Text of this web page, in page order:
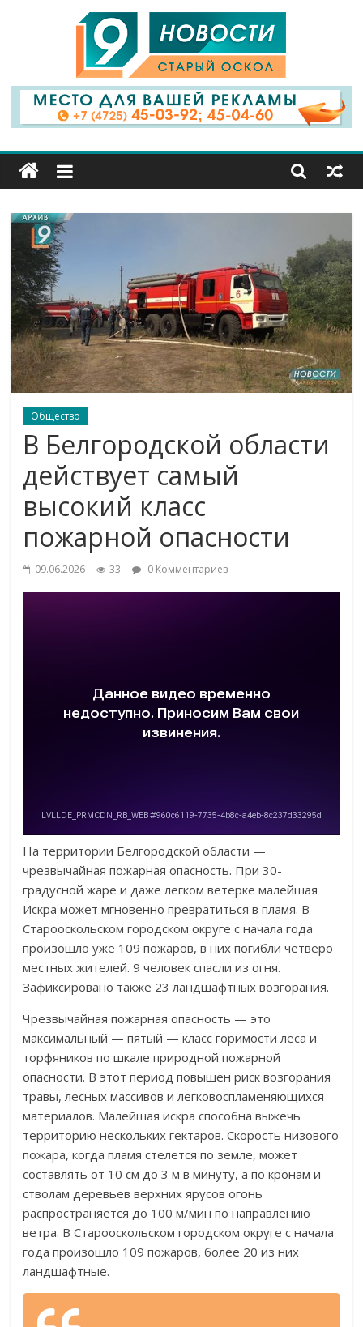
9
Канал
Старый
Оскол
Общество
В Белгородской области
действует самый
высокий класс
пожарной опасности
09.06.2026 33 0 Комментариев
На территории Белгородской области —
чрезвычайная пожарная опасность. При 30-
градусной жаре и даже легком ветерке малейшая
Искра может мгновенно превратиться в пламя. В
Старооскольском городском округе с начала года
произошло уже 109 пожаров, в них погибли четверо
местных жителей. 9 человек спасли из огня.
Зафиксировано также 23 ландшафтных возгорания.
Чрезвычайная пожарная опасность — это
максимальный — пятый — класс горимости леса и
торфяников по шкале природной пожарной
опасности. В этот период повышен риск возгорания
травы, лесных массивов и легковоспламеняющихся
материалов. Малейшая искра способна выжечь
территорию нескольких гектаров. Скорость низового
пожара, когда пламя стелется по земле, может
составлять от 10 см до 3 м в минуту, а по кронам и
стволам деревьев верхних ярусов огонь
распространяется до 100 м/мин по направлению
ветра. В Старооскольском городском округе с начала
года произошло 109 пожаров, более 20 из них
ландшафтные.